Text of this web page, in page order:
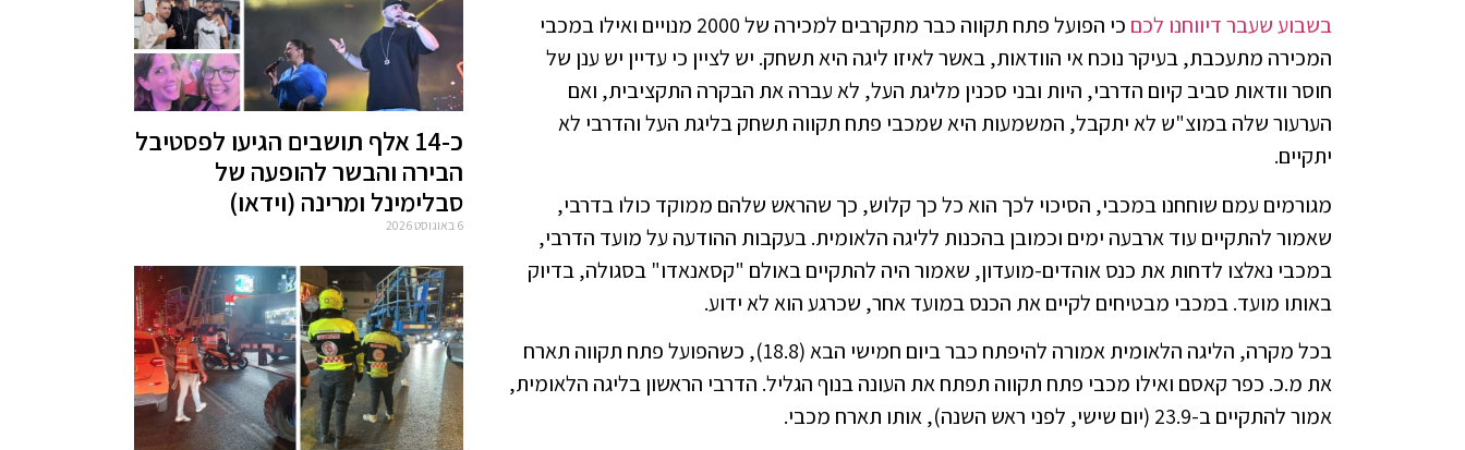
בשבוע שעבר דיווחנו לכם
כי הפועל פתח תקווה כבר מתקרבים למכירה של 2000 מנויים ואילו במכבי
המכירה מתעכבת, בעיקר נוכח אי הוודאות, באשר לאיזו ליגה היא תשחק. יש לציין כי עדיין יש ענן של
חוסר וודאות סביב קיום הדרבי, היות ובני סכנין מליגת העל, לא עברה את הבקרה התקציבית, ואם
הערעור שלה במוצ"ש לא יתקבל, המשמעות היא שמכבי פתח תקווה תשחק בליגת העל והדרבי לא
יתקיים.
מגורמים עמם שוחחנו במכבי, הסיכוי לכך הוא כל כך קלוש, כך שהראש שלהם ממוקד כולו בדרבי,
שאמור להתקיים עוד ארבעה ימים וכמובן בהכנות לליגה הלאומית. בעקבות ההודעה על מועד הדרבי,
במכבי נאלצו לדחות את כנס אוהדים-מועדון, שאמור היה להתקיים באולם "קסאנאדו" בסגולה, בדיוק
באותו מועד. במכבי מבטיחים לקיים את הכנס במועד אחר, שכרגע הוא לא ידוע.
בכל מקרה, הליגה הלאומית אמורה להיפתח כבר ביום חמישי הבא (18.8), כשהפועל פתח תקווה תארח
את מ.כ. כפר קאסם ואילו מכבי פתח תקווה תפתח את העונה בנוף הגליל. הדרבי הראשון בליגה הלאומית,
אמור להתקיים ב-23.9 (יום שישי, לפני ראש השנה), אותו תארח מכבי.
כ-14 אלף תושבים הגיעו לפסטיבל
הבירה והבשר להופעה של
סבלימינל ומרינה (וידאו)
6 באוגוסט 2026